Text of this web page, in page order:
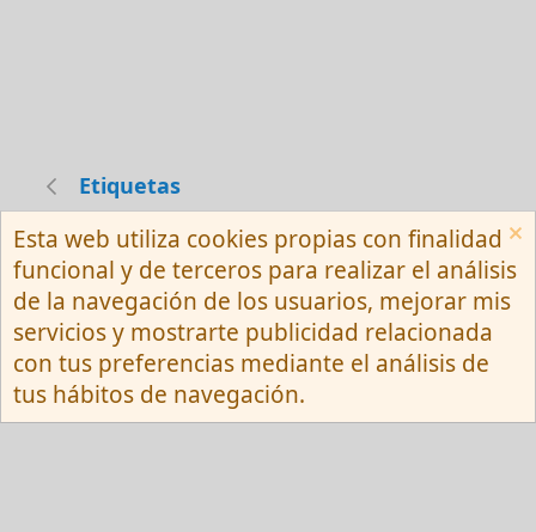
Etiquetas
Español (Neutro) Tu
Contactarnos
Términos y reglas
Privacy policy
Ayuda
R
S
S
Community platform by XenForo ® © 2010-
2026 XenForo Ltd.
Esta web utiliza cookies propias con finalidad
funcional y de terceros para realizar el análisis
de la navegación de los usuarios, mejorar mis
servicios y mostrarte publicidad relacionada
con tus preferencias mediante el análisis de
tus hábitos de navegación.